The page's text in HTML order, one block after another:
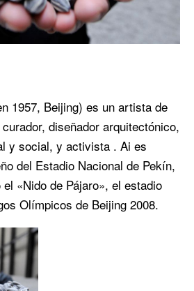
1957, Beijing) es un artista de
diseñador arquitectónico,
y social, y activista . Ai es
del Estadio Nacional de Pekín,
«Nido de Pájaro», el estadio
Olímpicos de Beijing 2008.